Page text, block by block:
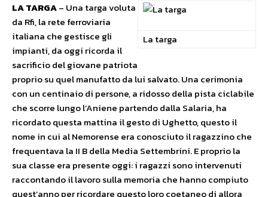
La targa
LA TARGA– Una targa voluta
da Rfi, la rete ferroviaria
italiana che gestisce gli
impianti, da oggi ricorda il
sacrificio del giovane patriota
proprio su quel manufatto da lui salvato. Una cerimonia
con un centinaio di persone, a ridosso della pista ciclabile
che scorre lungo l’Aniene partendo dalla Salaria, ha
ricordato questa mattina il gesto di Ughetto, questo il
nome in cui al Nemorense era conosciuto il ragazzino che
frequentava la II B della Media Settembrini. E proprio la
sua classe era presente oggi: i ragazzi sono intervenuti
raccontando il lavoro sulla memoria che hanno compiuto
quest’anno per ricordare questo loro coetaneo di allora